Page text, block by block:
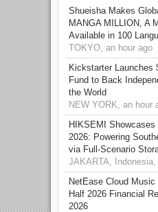
Shueisha Makes
MANGA MILLION, A
Available in 100
TOKYO, an hour ago
Kickstarter Launches
Fund to Back
the World
NEW YORK, an hour
HIKSEMI
2026: Powering
via Full‑Scenario
JAKARTA,
NetEase Cloud
Half 2026 Financial
2026